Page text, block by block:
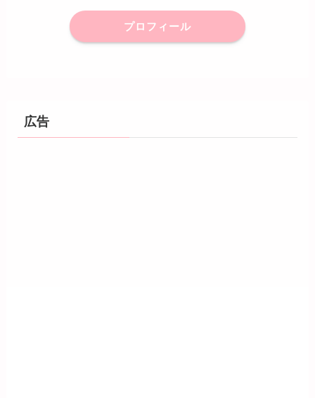
プロフィール
広告